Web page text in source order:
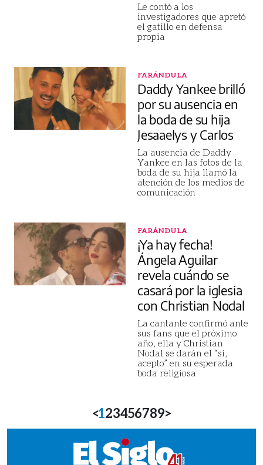
Le contó a los
investigadores que apretó
el gatillo en defensa
propia
FARÁNDULA
Daddy Yankee brilló
por su ausencia en
la boda de su hija
Jesaaelys y Carlos
La ausencia de Daddy
Yankee en las fotos de la
boda de su hija llamó la
atención de los medios de
comunicación
FARÁNDULA
¡Ya hay fecha!
Ángela Aguilar
revela cuándo se
casará por la iglesia
con Christian Nodal
La cantante confirmó ante
sus fans que el próximo
año, ella y Christian
Nodal se darán el “si,
acepto” en su esperada
boda religiosa
<123456789>